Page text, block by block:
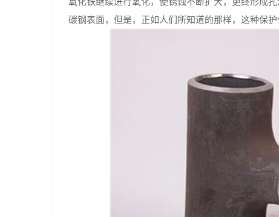
碳钢表面，但是，正如人们所知道的那样，这种保护